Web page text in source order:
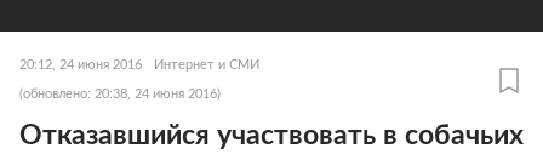
20:12, 24 июня 2016 Интернет и СМИ
(обновлено: 20:38, 24 июня 2016)
Отказавшийся участвовать в собачьих